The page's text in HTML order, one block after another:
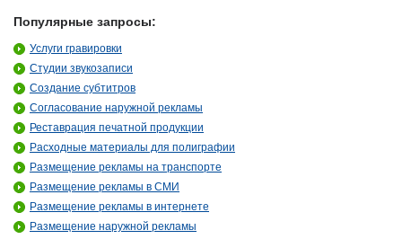
Популярные запросы:
Услуги гравировки
Студии звукозаписи
Создание субтитров
Согласование наружной рекламы
Реставрация печатной продукции
Расходные материалы для полиграфии
Размещение рекламы на транспорте
Размещение рекламы в СМИ
Размещение рекламы в интернете
Размещение наружной рекламы